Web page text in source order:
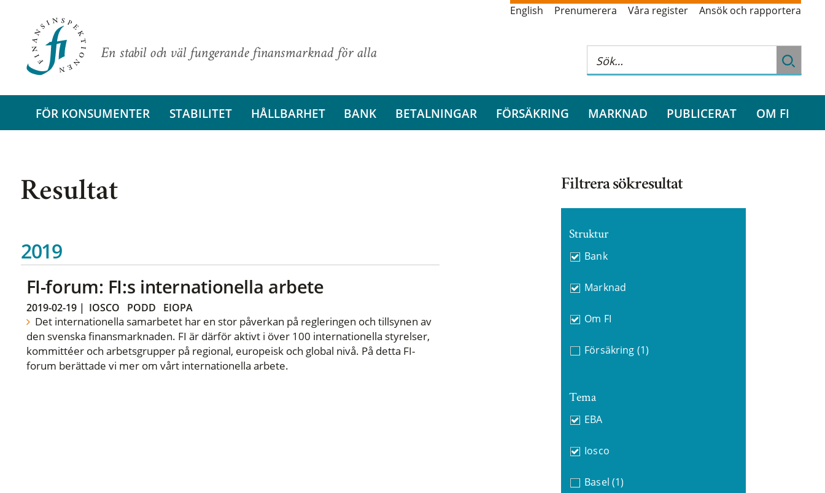
En stabil och väl fungerande finansmarknad för alla
English Prenumerera Våra register Ansök och rapportera
FÖR KONSUMENTER STABILITET HÅLLBARHET BANK BETALNINGAR FÖRSÄKRING MARKNAD PUBLICERAT OM FI
Resultat
2019
FI-forum: FI:s internationella arbete
2019-02-19| IOSCO PODD EIOPA
Det internationella samarbetet har en stor påverkan på regleringen och tillsynen av
den svenska finansmarknaden. FI är därför aktivt i över 100 internationella styrelser,
kommittéer och arbetsgrupper på regional, europeisk och global nivå. På detta FI-
forum berättade vi mer om vårt internationella arbete.
Filtrera sökresultat
Struktur
Bank
Marknad
Om FI
Försäkring (1)
Tema
EBA
Iosco
Basel (1)